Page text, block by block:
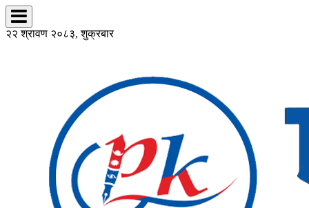
२२ श्रावण २०८३, शुक्रबार